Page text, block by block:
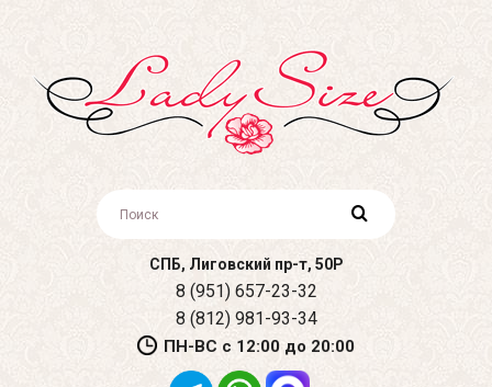
СПБ, Лиговский пр-т, 50Р
8 (951) 657-23-32
8 (812) 981-93-34
ПН-ВС с 12:00 до 20:00